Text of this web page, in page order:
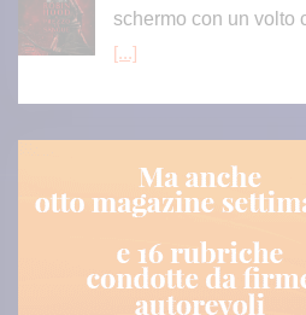
schermo con un volto
[...]